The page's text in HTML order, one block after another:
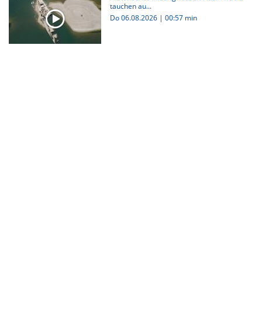
tauchen au...
Do 06.08.2026 | 00:57 min